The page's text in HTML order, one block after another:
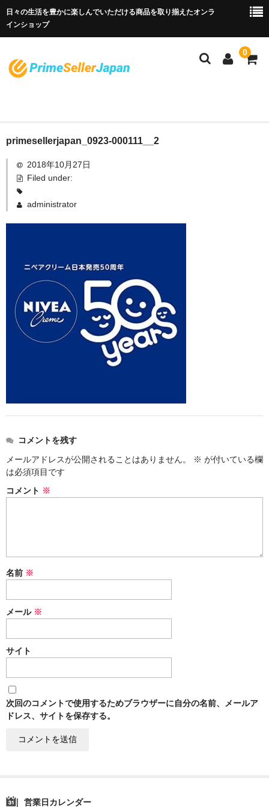
日々の生活を豊かに楽しんでいただける商品を取り揃えたオンラ
インショップ
0
ホーム
お問い合わせ
primesellerjapan_0923-000111__2
2018年10月27日
Filed under:
administrator
コメントを残す
メールアドレスが公開されることはありません。
※ が付いている欄
は必須項目です
コメント ※
名前 ※
メール ※
サイト
次回のコメントで使用するためブラウザーに自分の名前、メールア
ドレス、サイトを保存する。
営業日カレンダー